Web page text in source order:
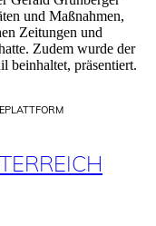
und Maßnahmen,
Zeitungen und
Zudem wurde der
beinhaltet, präsentiert.